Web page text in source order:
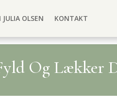
JULIA OLSEN KONTAKT
Og Lækker